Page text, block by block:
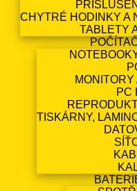
CHYTRÉ HODINKY A
TABLETY
PC
TISKÁRNY,